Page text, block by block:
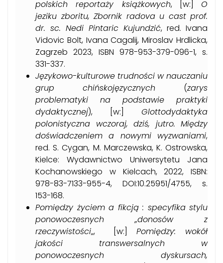
polskich reportaży książkowych, [w:] O
jeziku zboritu, Zbornik radova u cast prof.
dr. sc. Nedi Pintaric Kujundzić, red. Ivana
Vidovic Bolt, Ivana Cagalij, Miroslav Hrdlicka,
Zagrzeb 2023, ISBN 978-953-379-096-1, s.
331-337.
Językowo-kulturowe trudności w nauczaniu
grup chińskojęzycznych (zarys
problematyki na podstawie praktyki
dydaktycznej), [w:] Glottodydaktyka
polonistyczna wczoraj, dziś, jutro. Między
doświadczeniem a nowymi wyzwaniami,
red. S. Cygan, M. Marczewska, K. Ostrowska,
Kielce: Wydawnictwo Uniwersytetu Jana
Kochanowskiego w Kielcach, 2022, ISBN:
978-83-7133-955-4, DOI:10.25951/4755, s.
153-168.
Pomiędzy życiem a fikcją: specyfika stylu
ponowoczesnych „donosów z
rzeczywistości„, [w:] Pomiędzy: wokół
jakości transwersalnych w
ponowoczesnych dyskursach,